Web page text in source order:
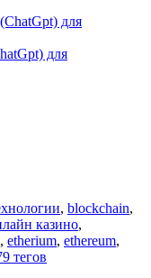
для
, blockchain,
казино,
, etherium, ethereum,
тегов